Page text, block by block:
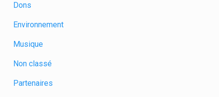
Dons
Environnement
Musique
Non classé
Partenaires